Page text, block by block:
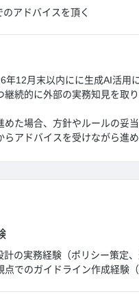
アドバイスを頂く
年12月末以内にに生成AI活用
継続的に外部の実務知見を取
めた場合、方針やルールの妥
アドバイスを受けながら進め
計の実務経験（ポリシー策定
点でのガイドライン作成経験